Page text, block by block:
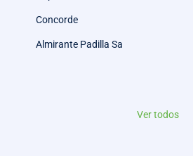
Concorde
Almirante Padilla Sa
Ver todos